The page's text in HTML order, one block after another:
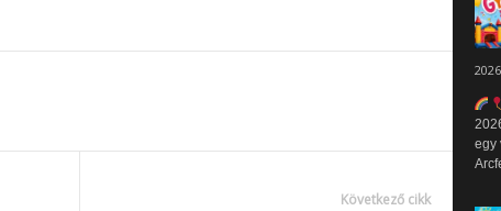
Következő cikk
egy